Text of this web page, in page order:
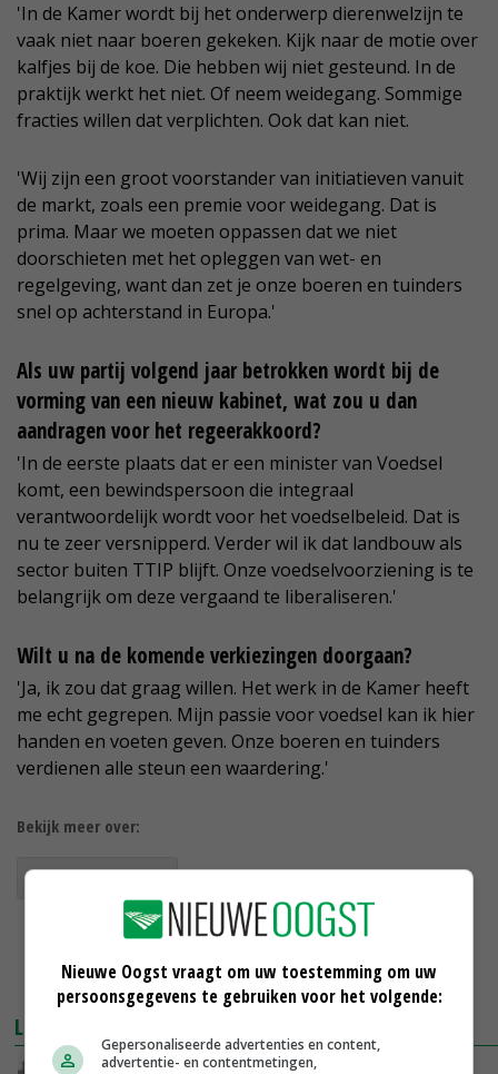
'In de Kamer wordt bij het onderwerp dierenwelzijn te
vaak niet naar boeren gekeken. Kijk naar de motie over
kalfjes bij de koe. Die hebben wij niet gesteund. In de
praktijk werkt het niet. Of neem weidegang. Sommige
fracties willen dat verplichten. Ook dat kan niet.
'Wij zijn een groot voorstander van initiatieven vanuit
de markt, zoals een premie voor weidegang. Dat is
prima. Maar we moeten oppassen dat we niet
doorschieten met het opleggen van wet- en
regelgeving, want dan zet je onze boeren en tuinders
snel op achterstand in Europa.'
Als uw partij volgend jaar betrokken wordt bij de
vorming van een nieuw kabinet, wat zou u dan
aandragen voor het regeerakkoord?
'In de eerste plaats dat er een minister van Voedsel
komt, een bewindspersoon die integraal
verantwoordelijk wordt voor het voedselbeleid. Dat is
nu te zeer versnipperd. Verder wil ik dat landbouw als
sector buiten TTIP blijft. Onze voedselvoorziening is te
belangrijk om deze vergaand te liberaliseren.'
Wilt u na de komende verkiezingen doorgaan?
'Ja, ik zou dat graag willen. Het werk in de Kamer heeft
me echt gegrepen. Mijn passie voor voedsel kan ik hier
handen en voeten geven. Onze boeren en tuinders
verdienen alle steun een waardering.'
Bekijk meer over:
Carla Dik-Faber
LEES OOK
Nieuwe Oogst vraagt om uw toestemming om uw
persoonsgegevens te gebruiken voor het volgende:
Gepersonaliseerde advertenties en content,
advertentie- en contentmetingen,